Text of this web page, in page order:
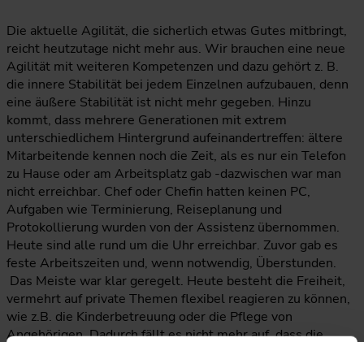
Die aktuelle Agilität, die sicherlich etwas Gutes mitbringt,
reicht heutzutage nicht mehr aus. Wir brauchen eine neue
Agilität mit weiteren Kompetenzen und dazu gehört z. B.
die innere Stabilität bei jedem Einzelnen aufzubauen, denn
eine äußere Stabilität ist nicht mehr gegeben. Hinzu
kommt, dass mehrere Generationen mit extrem
unterschiedlichem Hintergrund aufeinandertreffen: ältere
Mitarbeitende kennen noch die Zeit, als es nur ein Telefon
zu Hause oder am Arbeitsplatz gab -dazwischen war man
nicht erreichbar. Chef oder Chefin hatten keinen PC,
Aufgaben wie Terminierung, Reiseplanung und
Protokollierung wurden von der Assistenz übernommen.
Heute sind alle rund um die Uhr erreichbar. Zuvor gab es
feste Arbeitszeiten und, wenn notwendig, Überstunden.
Das Meiste war klar geregelt. Heute besteht die Freiheit,
vermehrt auf private Themen flexibel reagieren zu können,
wie z.B. die Kinderbetreuung oder die Pflege von
Angehörigen. Dadurch fällt es nicht mehr auf, dass die